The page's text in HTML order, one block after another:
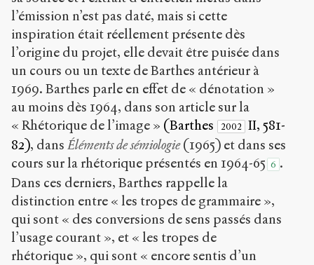
l’émission n’est pas daté, mais si cette
inspiration était réellement présente dès
l’origine du projet, elle devait être puisée dans
un cours ou un texte de Barthes antérieur à
1969. Barthes parle en effet de « dénotation »
au moins dès 1964, dans son article sur la
« Rhétorique de l’image » (Barthes 2002 II, 581-
82), dans Éléments de sémiologie(1965) et dans ses
cours sur la rhétorique présentés en 1964-65 6 .
Dans ces derniers, Barthes rappelle la
distinction entre « les tropes de grammaire »,
qui sont « des conversions de sens passés dans
l’usage courant », et « les tropes de
rhétorique », qui sont « encore sentis d’un